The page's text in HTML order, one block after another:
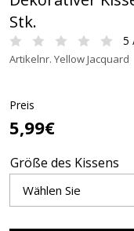
Stk.
5
Artikelnr. Yellow Jacquard
Preis
5,99€
Größe des Kissens